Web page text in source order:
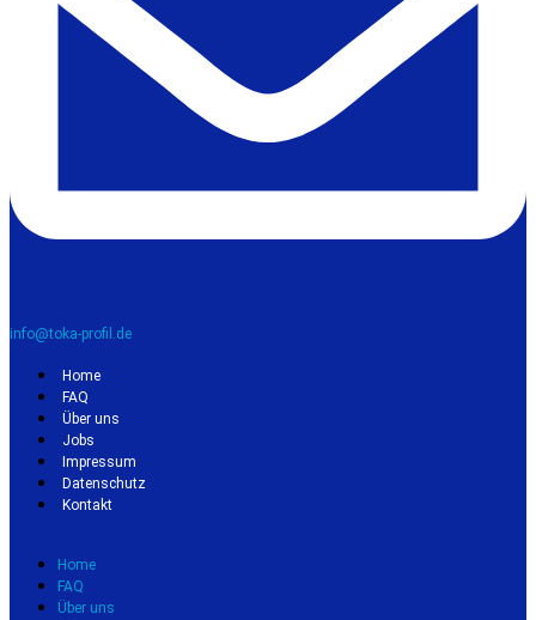
info@toka-profil.de
Home
FAQ
Über uns
Jobs
Impressum
Datenschutz
Kontakt
Home
FAQ
Über uns